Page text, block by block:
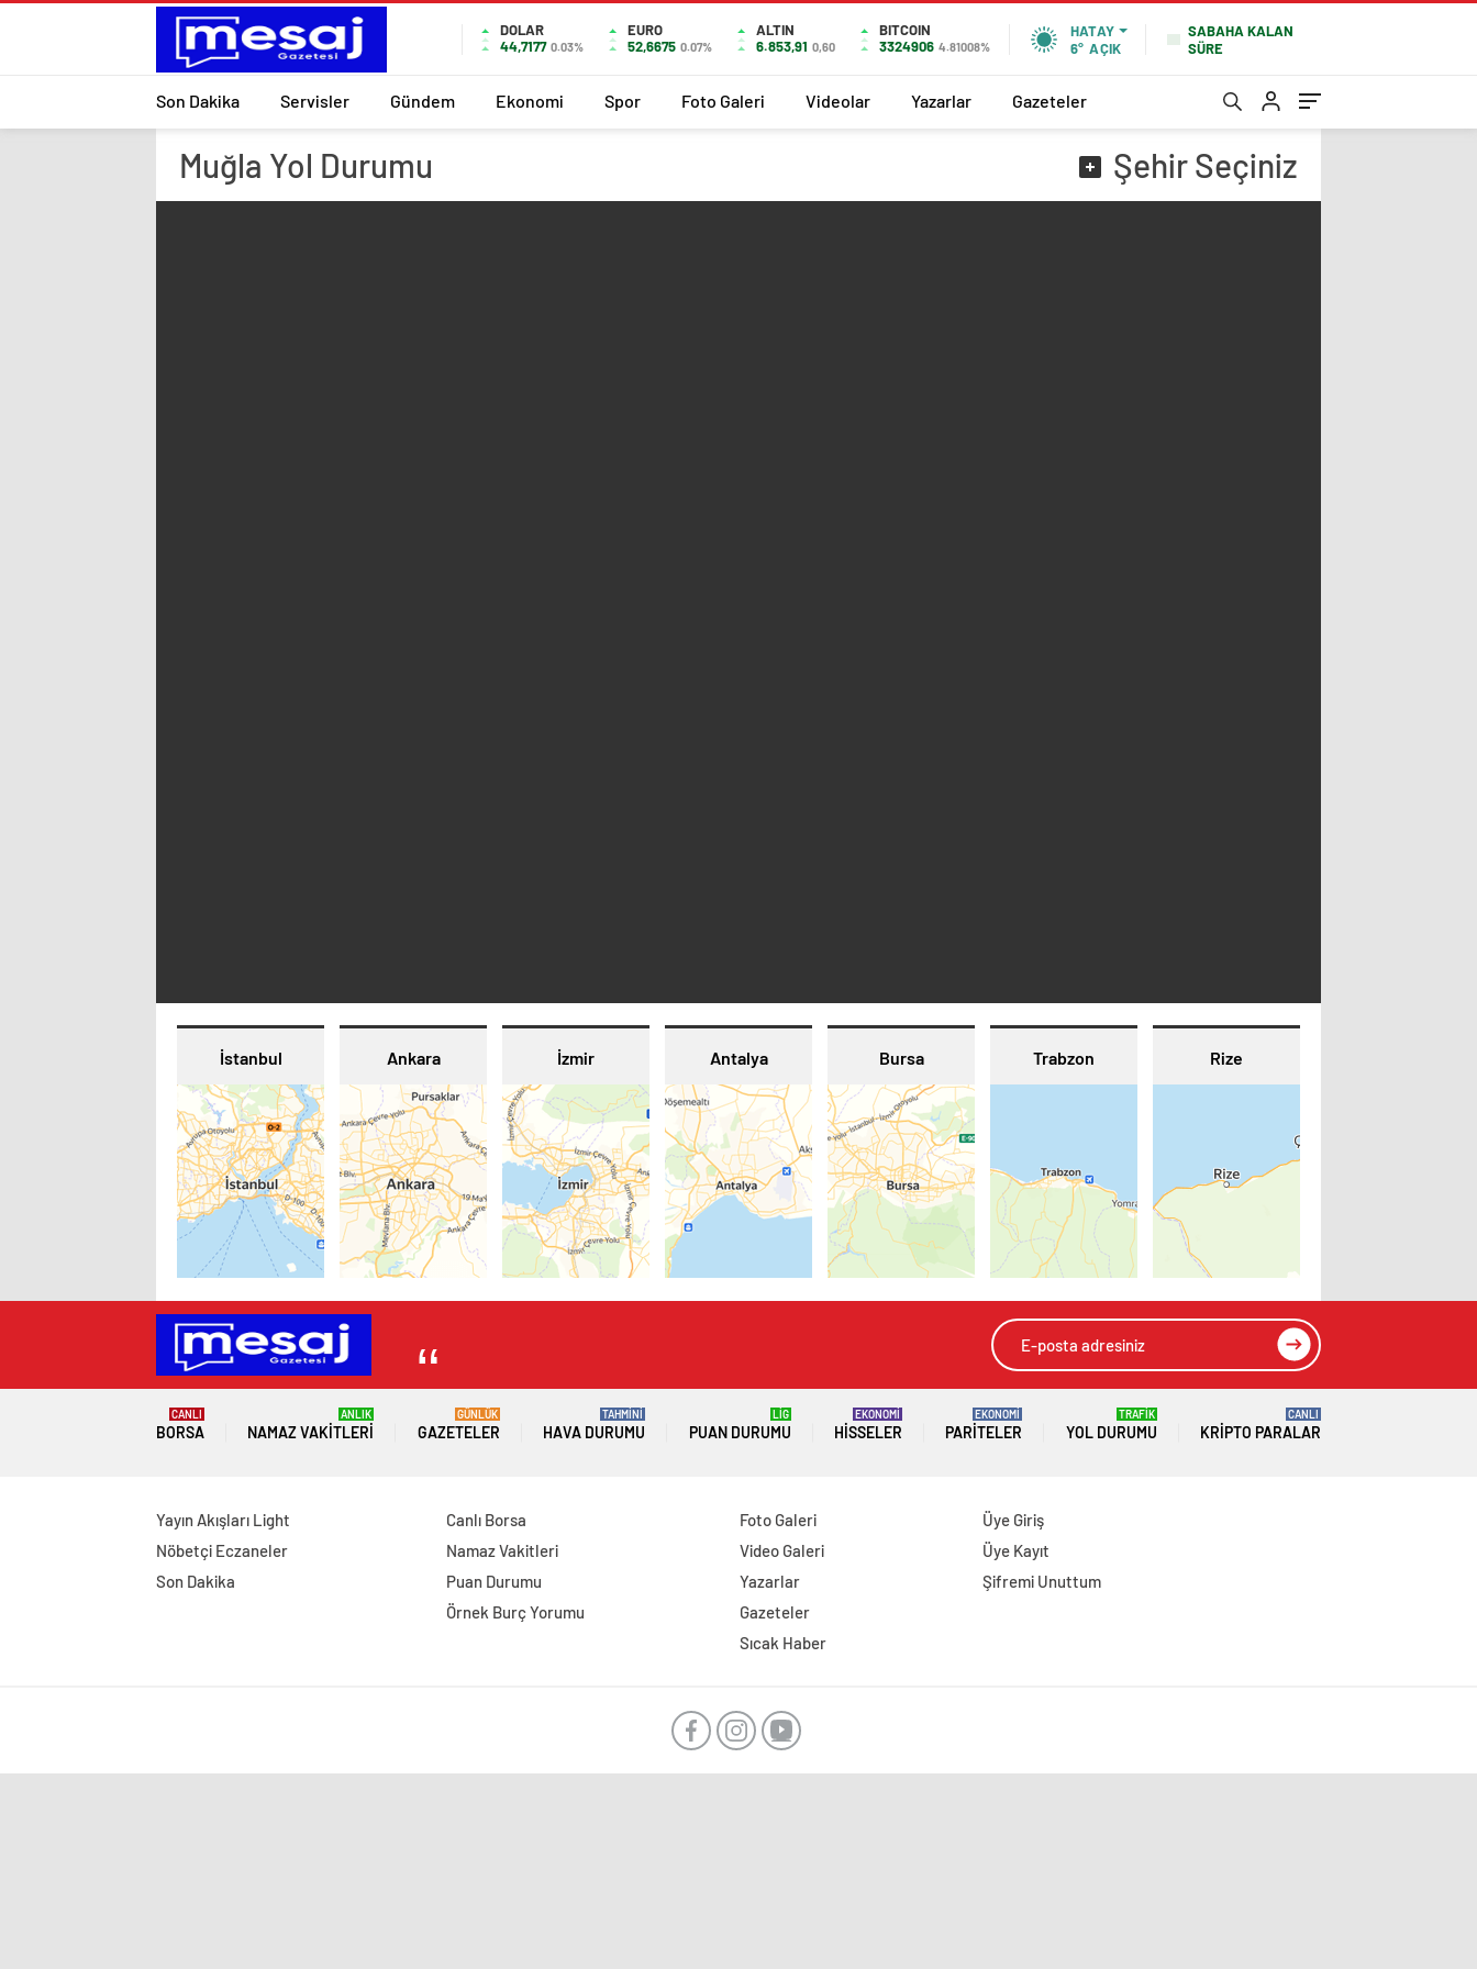
DOLAR
44,7177 0.03%
EURO
52,6675 0.07%
ALTIN
6.853,91 0,60
BITCOIN
3324906 4.81008%
HATAY
6° AÇIK
SABAHA KALAN
SÜRE
Son Dakika Servisler Gündem Ekonomi Spor Foto Galeri Videolar Yazarlar Gazeteler
Muğla Yol Durumu ŞehirSeçiniz
İstanbul Ankara İzmir Antalya Bursa Trabzon Rize
BORSA
CANLI
NAMAZ VAKITLERI
ANLIK
GAZETELER
GÜNLÜK
HAVA DURUMU
TAHMİNİ
PUAN DURUMU
LİG
HISSELER
EKONOMİ
PARITELER
EKONOMİ
YOL DURUMU
TRAFİK
KRIPTO PARALAR
CANLI
Yayın Akışları Light
Nöbetçi Eczaneler
Son Dakika
Canlı Borsa
Namaz Vakitleri
Puan Durumu
Örnek Burç Yorumu
Foto Galeri
Video Galeri
Yazarlar
Gazeteler
Sıcak Haber
Üye Giriş
Üye Kayıt
Şifremi Unuttum